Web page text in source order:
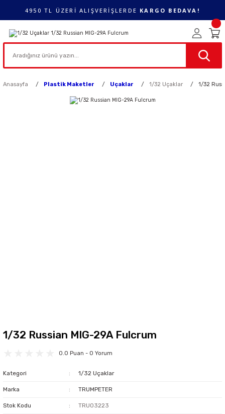
4950 TL ÜZERİ ALIŞVERİŞLERDE KARGO BEDAVA!
Anasayfa Plastik Maketler Uçaklar 1/32 Uçaklar 1/32
1/32 Russian MIG-29A Fulcrum
0.0 Puan - 0 Yorum
Kategori 1/32 Uçaklar
Marka TRUMPETER
Stok Kodu TRU03223